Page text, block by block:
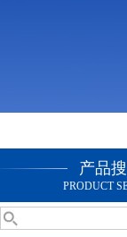
产品
PRODUCT